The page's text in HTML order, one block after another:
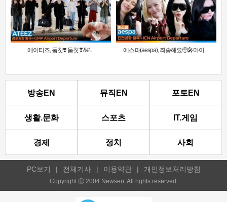
에이티즈, 둠칫❣️ 둠칫❣&#.. 에스파(aespa), 죄송해요🥺🎤마이..
방송EN 뮤직EN 포토EN
생활.문화 스포츠 IT.게임
경제 정치 사회
PC보기 | 전체기사 | 이용약관 | 개인정보처리방침
Copyright ⓒ 2004 Newsen. All rights reserved.